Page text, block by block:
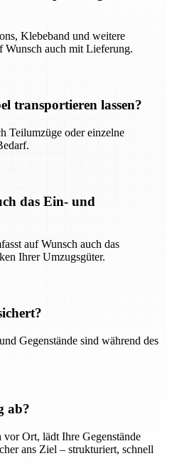
Klebeband und weitere
Wunsch auch mit Lieferung.
transportieren lassen?
Teilumzüge oder einzelne
das Ein- und
auf Wunsch auch das
Ihrer Umzugsgüter.
Gegenstände sind während des
ab?
Ort, lädt Ihre Gegenstände
ans Ziel – strukturiert, schnell